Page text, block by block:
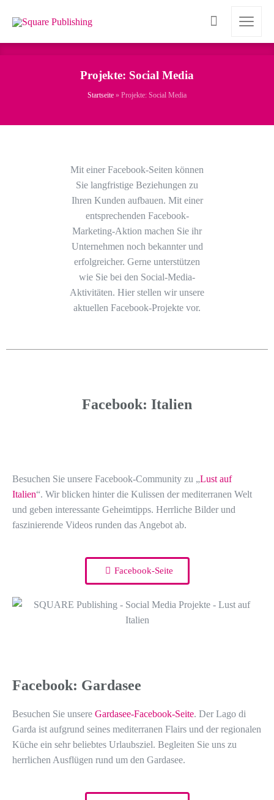
Projekte: Social Media
Startseite » Projekte: Social Media
Mit einer Facebook-Seiten können
Sie langfristige Beziehungen zu
Ihren Kunden aufbauen. Mit einer
entsprechenden Facebook-
Marketing-Aktion machen Sie ihr
Unternehmen noch bekannter und
erfolgreicher. Gerne unterstützen
wie Sie bei den Social-Media-
Aktivitäten. Hier stellen wir unsere
aktuellen Facebook-Projekte vor.
Facebook: Italien
Besuchen Sie unsere Facebook-Community zu „Lust auf
Italien“. Wir blicken hinter die Kulissen der mediterranen Welt
und geben interessante Geheimtipps. Herrliche Bilder und
faszinierende Videos runden das Angebot ab.
Facebook-Seite
Facebook: Gardasee
Besuchen Sie unsere Gardasee-Facebook-Seite. Der Lago di
Garda ist aufgrund seines mediterranen Flairs und der regionalen
Küche ein sehr beliebtes Urlaubsziel. Begleiten Sie uns zu
herrlichen Ausflügen rund um den Gardasee.